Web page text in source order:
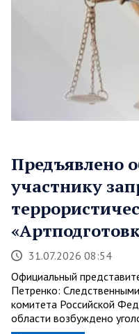
Предъявлено
участнику
31.07.2026 08:54
Официальный
Петренко:
комитета Российской
области возбуждено